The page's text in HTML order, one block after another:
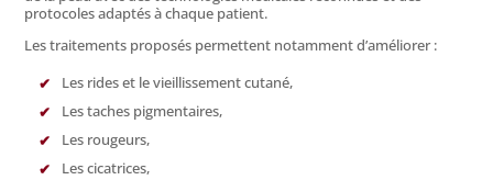
protocoles adaptés à chaque patient.
Les traitements proposés permettent notamment d’améliorer :
Les rides et le vieillissement cutané,
Les taches pigmentaires,
Les rougeurs,
Les cicatrices,